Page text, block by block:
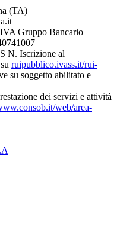
(TA)
Gruppo Bancario
N. Iscrizione al
ruipubblico.ivass.it/rui-
su soggetto abilitato e
dei servizi e attività
web/area-